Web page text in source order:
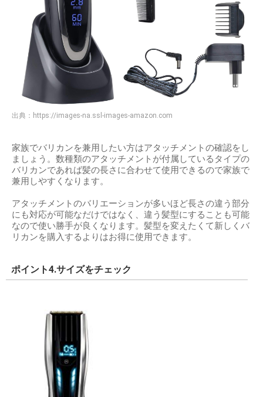
出典： https://images-na.ssl-images-amazon.com
家族でバリカンを兼用したい方はアタッチメントの確認をし
ましょう。数種類のアタッチメントが付属しているタイプの
バリカンであれば髪の長さに合わせて使用できるので家族で
兼用しやすくなります。
アタッチメントのバリエーションが多いほど長さの違う部分
にも対応が可能なだけではなく、違う髪型にすることも可能
なので使い勝手が良くなります。髪型を変えたくて新しくバ
リカンを購入するよりはお得に使用できます。
ポイント4.サイズをチェック